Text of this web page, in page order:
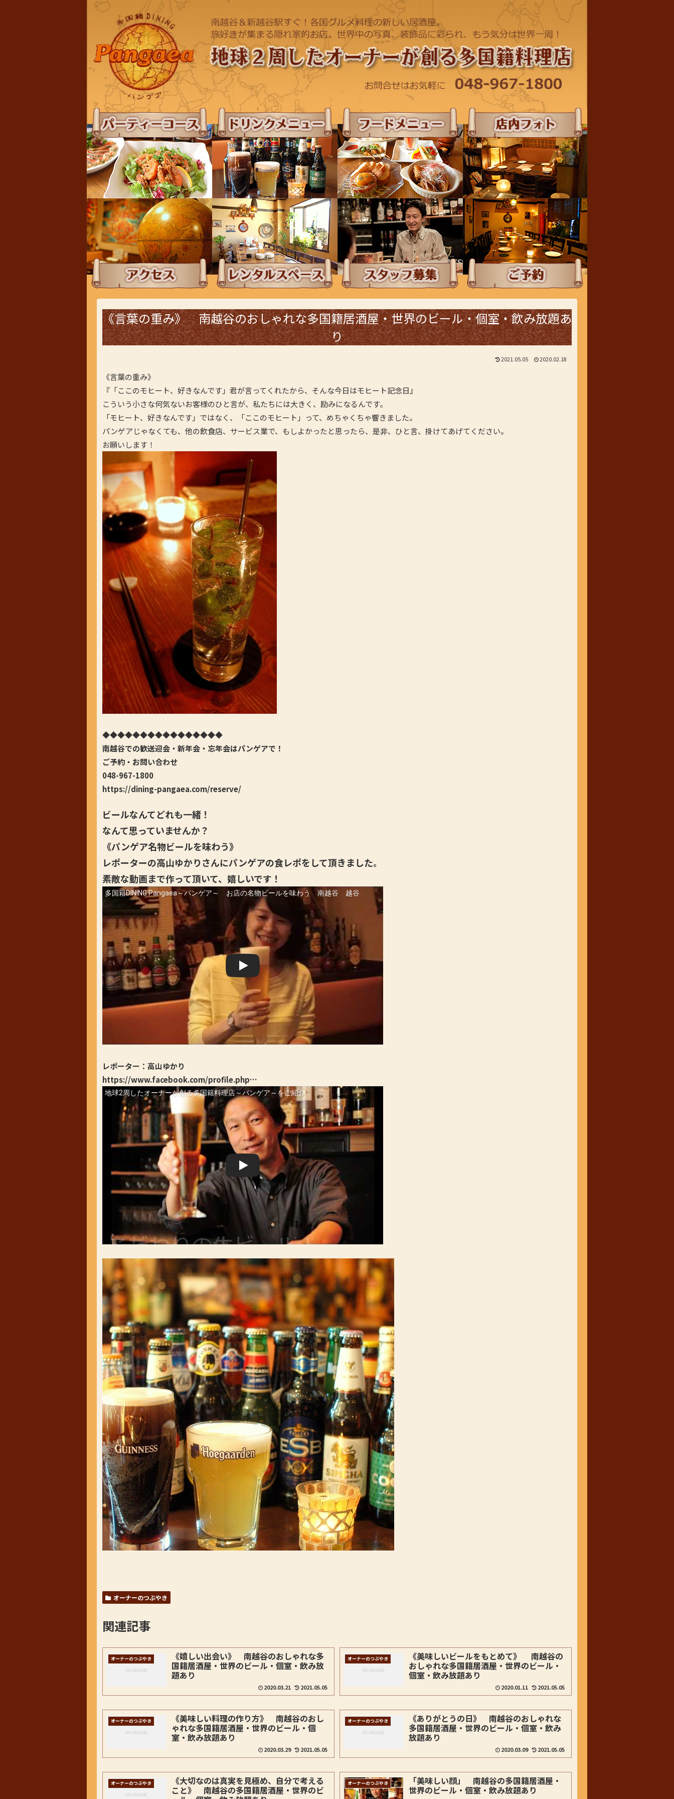
パーティーコース ドリンクメニュー フードメニュー 店内フォト
アクセス ランチタイムにレンタルスペース 採用情報・スタッフ ご予約
《言葉の重み》 南越谷のおしゃれな多国籍居酒屋・世界のビール・個室・飲み放題あ
り
2021.05.05 2020.02.18
《言葉の重み》
『「ここのモヒート、好きなんです」君が言ってくれたから、そんな今日はモヒート記念日』
こういう小さな何気ないお客様のひと言が、私たちには大きく、励みになるんです。
「モヒート、好きなんです」ではなく、「ここのモヒート」って、めちゃくちゃ響きました。
パンゲアじゃなくても、他の飲食店、サービス業で、もしよかったと思ったら、是非、ひと言、掛けてあげてください。
お願いします！
◆◆◆◆◆◆◆◆◆◆◆◆◆◆◆◆
南越谷での歓送迎会・新年会・忘年会はパンゲアで！
ご予約・お問い合わせ
048-967-1800
https://dining-pangaea.com/reserve/
ビールなんてどれも一緒！
なんて思っていませんか？
《パンゲア名物ビールを味わう》
レポーターの高山ゆかりさんにパンゲアの食レポをして頂きました。
素敵な動画まで作って頂いて、嬉しいです！
レポーター：高山ゆかり
https://www.facebook.com/profile.php…
オーナーのつぶやき
関連記事
オーナーのつぶやき 《嬉しい出会い》 南越谷のおしゃれな多
国籍居酒屋・世界のビール・個室・飲み放
題あり
2020.03.21 2021.05.05
オーナーのつぶやき 《美味しいビールをもとめて》 南越谷の
おしゃれな多国籍居酒屋・世界のビール・
個室・飲み放題あり
2020.01.11 2021.05.05
オーナーのつぶやき 《美味しい料理の作り方》 南越谷のおし
ゃれな多国籍居酒屋・世界のビール・個
室・飲み放題あり
2020.03.29 2021.05.05
オーナーのつぶやき 《ありがとうの日》 南越谷のおしゃれな
多国籍居酒屋・世界のビール・個室・飲み
放題あり
2020.03.09 2021.05.05
オーナーのつぶやき 《大切なのは真実を見極め、自分で考える
こと》 南越谷の多国籍居酒屋・世界のビ
オーナーのつぶやき 「美味しい顔」 南越谷の多国籍居酒屋・
世界のビール・個室・飲み放題あり